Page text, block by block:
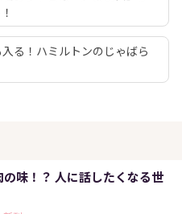
る！ハミルトンのじゃばら
味！？ 人に話したくなる世